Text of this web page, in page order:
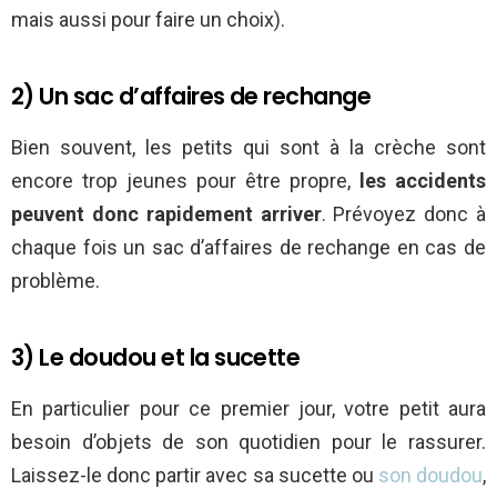
mais aussi pour faire un choix).
2) Un sac d’affaires de rechange
Bien souvent, les petits qui sont à la crèche sont
encore trop jeunes pour être propre,
les accidents
peuvent donc rapidement arriver. Prévoyez donc à
chaque fois un sac d’affaires de rechange en cas de
problème.
3) Le doudou et la sucette
En particulier pour ce premier jour, votre petit aura
besoin d’objets de son quotidien pour le rassurer.
Laissez-le donc partir avec sa sucette ou son doudou,